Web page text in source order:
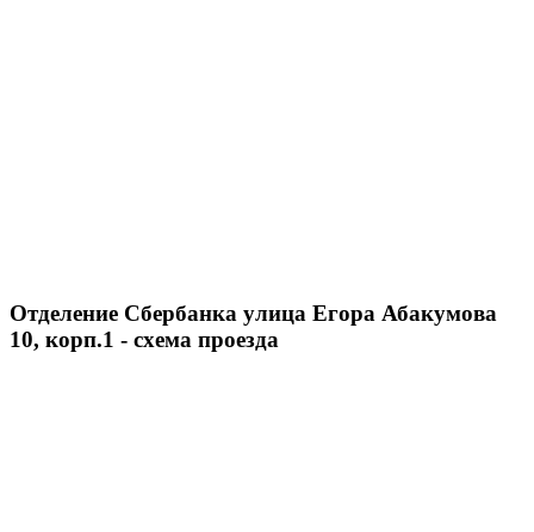
Отделение Сбербанка улица Егора Абакумова
10, корп.1 - схема проезда